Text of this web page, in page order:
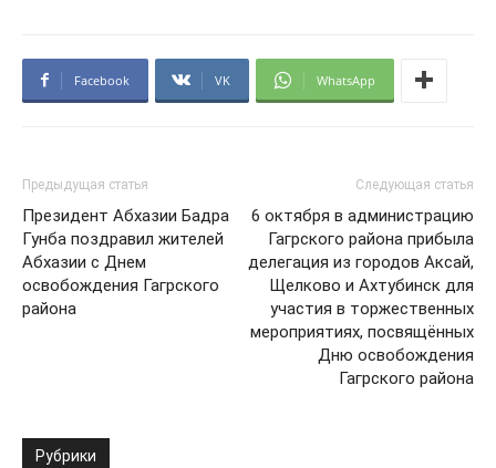
Facebook VK WhatsApp
Предыдущая статья
Президент Абхазии Бадра
Гунба поздравил жителей
Абхазии с Днем
освобождения Гагрского
района
Следующая статья
6 октября в администрацию
Гагрского района прибыла
делегация из городов Аксай,
Щелково и Ахтубинск для
участия в торжественных
мероприятиях, посвящённых
Дню освобождения
Гагрского района
Рубрики